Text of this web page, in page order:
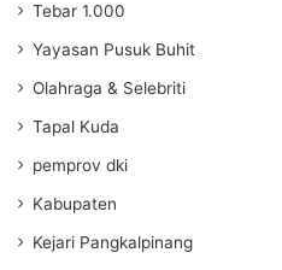
Tebar 1.000
Yayasan Pusuk Buhit
Olahraga & Selebriti
Tapal Kuda
pemprov dki
Kabupaten
Kejari Pangkalpinang